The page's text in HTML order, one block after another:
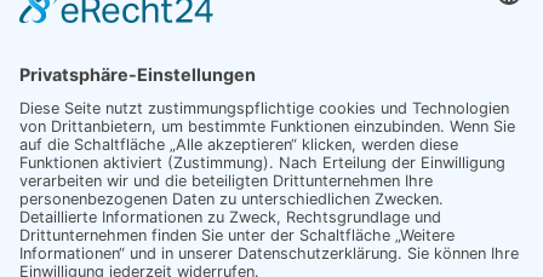
Menü
Caspar David Friedrich in seiner Geburtsstadt Greifswald
Navigation
Startseite
Kontakt
Suche
Impressum